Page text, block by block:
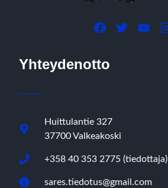
Yhteydenotto
Huittulantie 327
37700 Valkeakoski
+358 40 353 2775 (tiedottaja)
sares.tiedotus@gmail.com